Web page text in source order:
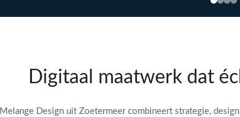
Digitaal maatwerk dat
Melange Design uit Zoetermeer combineert strategie,